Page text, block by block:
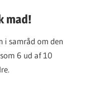
mad!
i samråd om den
6 ud af 10